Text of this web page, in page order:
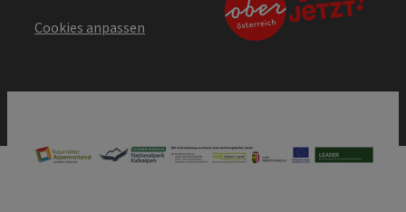
Cookies anpassen